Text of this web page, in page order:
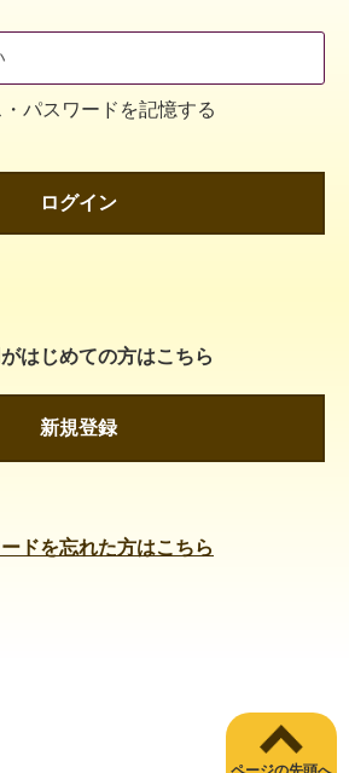
パスワードを記憶する
ログイン
はじめての方はこちら
新規登録
ドを忘れた方はこちら